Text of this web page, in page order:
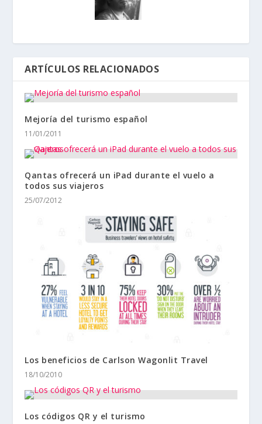
ARTÍCULOS RELACIONADOS
Mejoría del turismo español
11/01/2011
Qantas ofrecerá un iPad durante el vuelo a
todos sus viajeros
25/07/2012
Los beneficios de Carlson Wagonlit Travel
18/10/2010
Los códigos QR y el turismo